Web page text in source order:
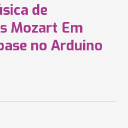
de
Mozart Em
no Arduino